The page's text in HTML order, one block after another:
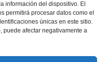
información del dispositivo. El
permitirá procesar datos como el
únicas en este sitio.
puede afectar negativamente a